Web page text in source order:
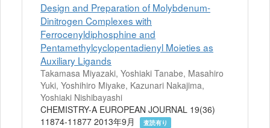
Design and Preparation of Molybdenum-
Dinitrogen Complexes with
Ferrocenyldiphosphine and
Pentamethylcyclopentadienyl Moieties as
Auxiliary Ligands
Takamasa Miyazaki, Yoshiaki Tanabe, Masahiro
Yuki, Yoshihiro Miyake, Kazunari Nakajima,
Yoshiaki Nishibayashi
CHEMISTRY-A EUROPEAN JOURNAL 19(36)
11874-11877 2013年9月
査読有り